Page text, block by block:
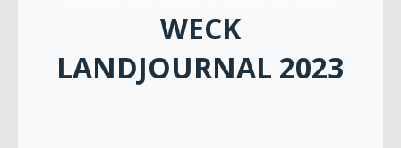
WECK
LANDJOURNAL 2023